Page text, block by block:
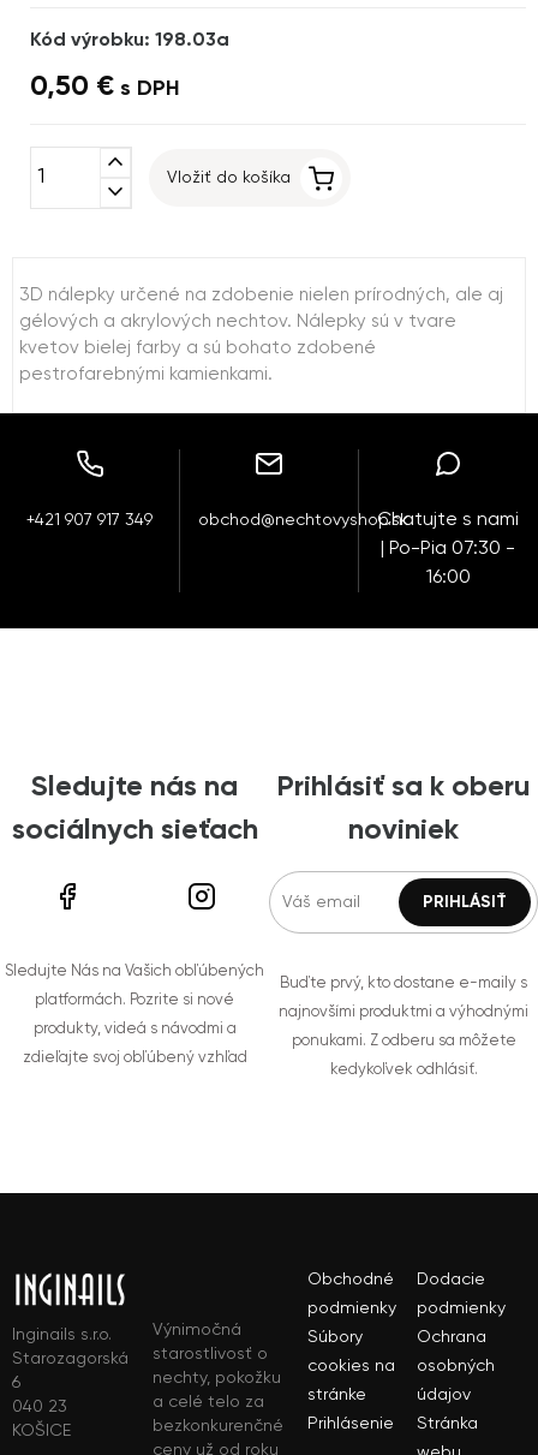
Kód výrobku: 198.03a
0,50 € s DPH
expand_less
expand_more
Vložiť do košíka
3D nálepky určené na zdobenie nielen prírodných, ale aj
gélových a akrylových nechtov. Nálepky sú v tvare
kvetov bielej farby a sú bohato zdobené
pestrofarebnými kamienkami.
+421 907 917 349 obchod@nechtovyshop.skChatujte s nami
| Po-Pia 07:30 -
16:00
Sledujte nás na
sociálnych sieťach
Sledujte Nás na Vašich obľúbených
platformách. Pozrite si nové
produkty, videá s návodmi a
zdieľajte svoj obľúbený vzhľad
Prihlásiť sa k oberu
noviniek
Buďte prvý, kto dostane e-maily s
najnovšími produktmi a výhodnými
ponukami. Z odberu sa môžete
kedykoľvek odhlásiť.
Inginails s.r.o.
Starozagorská
6
040 23
KOŠICE
Výnimočná
starostlivosť o
nechty, pokožku
a celé telo za
bezkonkurenčné
ceny už od roku
Obchodné
podmienky
Dodacie
podmienky
Súbory
cookies na
stránke
Ochrana
osobných
údajov
Prihlásenie
Stránka